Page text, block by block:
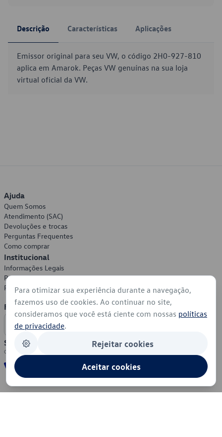
Descrição Características Aplicações
Emissor original para seu VW, o código 2H0-927-810
aplica em Amarok. Peças VW genuínas na sua loja
virtual oficial da VW.
Ajuda
Quem Somos
Atendimento (SAC)
Devoluções e trocas
Perguntas Frequentes
Como comprar
Institucional
Informações Legais
Política de Privacidade
Política de Cookies
Formas de Pagamento
Segurança
Para otimizar sua experiência durante a navegação,
fazemos uso de cookies. Ao continuar no site,
consideramos que você está ciente com nossas políticas
de privacidade.
Rejeitar cookies
Aceitar cookies